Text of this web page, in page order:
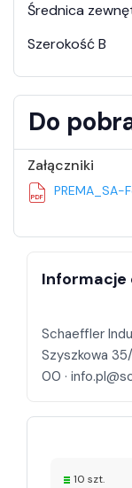
Średnica
Szerokość B
Do
Załączniki
PREMA_SA-
Informacje
Schaeffler
Szyszkowa
10 szt.